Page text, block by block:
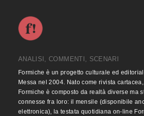
ANALISI, COMMENTI, SCENARI
Formiche è un progetto culturale ed
Messa nel 2004. Nato come rivista
Formiche è composto da realtà diverse ma
connesse fra loro: il mensile (disponibile
elettronica), la testata quotidiana on-line